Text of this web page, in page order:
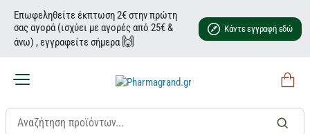
Επωφεληθείτε έκπτωση 2€ στην πρώτη
σας αγορά (ισχύει με αγορές από 25€ &
άνω) , εγγραφείτε σήμερα 🙌
Κάντε εγγραφή εδώ